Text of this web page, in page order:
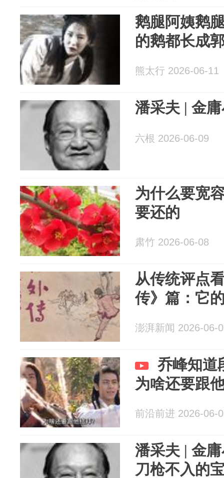
鹅腿阿姨鹅
的鹅都长成
熊太行 2026-06-11
潘采夫 | 金
六根 2026-06-09
为什么要宽
要还的
肃竹 2026-06-08
从传统评点
传》篇：它
澎湃新闻 2026-06-
乔峰知道
为啥还要跟
前沿前进 2026-06-
潘采夫 | 金
刀枪不入的